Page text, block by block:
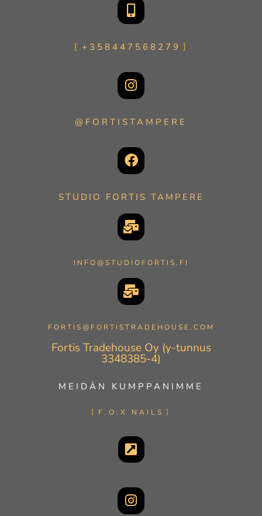
+358447568279
@FORTISTAMPERE
STUDIO FORTIS TAMPERE
INFO@STUDIOFORTIS.FI
FORTIS@FORTISTRADEHOUSE.COM
Fortis Tradehouse Oy (y-tunnus
3348385-4)
MEIDÄN KUMPPANIMME
F.O.X NAILS